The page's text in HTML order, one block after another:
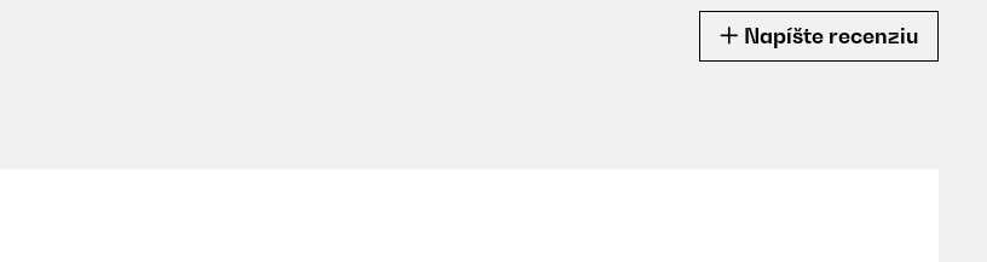
Napíšte recenziu